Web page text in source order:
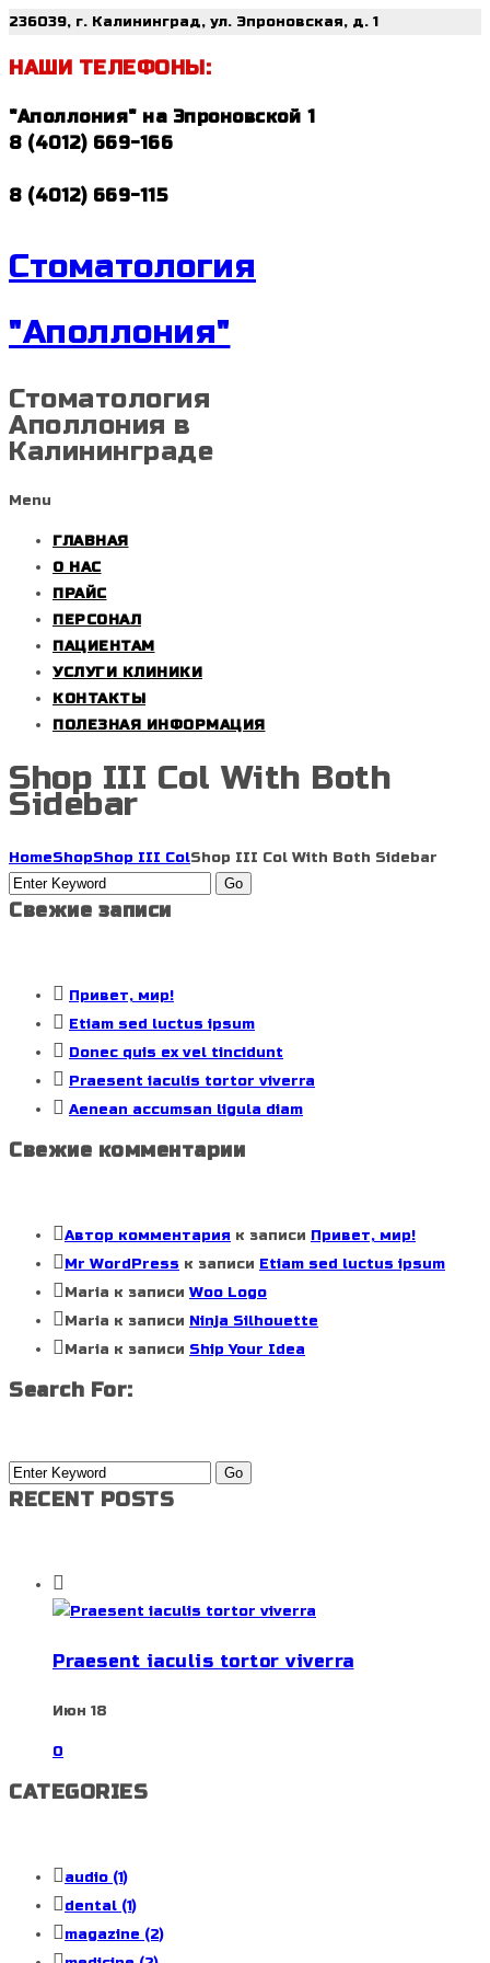
236039, г. Калининград, ул. Эпроновская, д. 1
НАШИ ТЕЛЕФОНЫ:
"Аполлония" на Эпроновской 1
8 (4012) 669-166
8 (4012) 669-115
Стоматология
"Аполлония"
Стоматология
Аполлония в
Калининграде
Menu
ГЛАВНАЯ
О НАС
ПРАЙС
ПЕРСОНАЛ
ПАЦИЕНТАМ
УСЛУГИ КЛИНИКИ
КОНТАКТЫ
ПОЛЕЗНАЯ ИНФОРМАЦИЯ
Shop III Col With Both
Sidebar
HomeShopShop III ColShop III Col With Both Sidebar
Свежие записи
Привет, мир!
Etiam sed luctus ipsum
Donec quis ex vel tincidunt
Praesent iaculis tortor viverra
Aenean accumsan ligula diam
Свежие комментарии
Автор комментария к записи Привет, мир!
Mr WordPress к записи Etiam sed luctus ipsum
Maria к записи Woo Logo
Maria к записи Ninja Silhouette
Maria к записи Ship Your Idea
Search For:
RECENT POSTS
Praesent iaculis tortor viverra
Июн 18
0
CATEGORIES
audio (1)
dental (1)
magazine (2)